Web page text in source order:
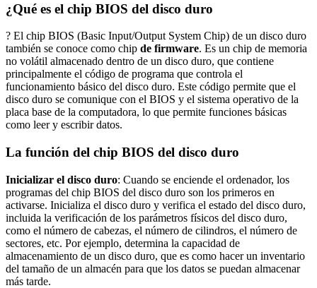
¿Qué es el chip BIOS del disco duro
? El chip BIOS (Basic Input/Output System Chip) de un disco duro
también se conoce como chip de firmware. Es un chip de memoria
no volátil almacenado dentro de un disco duro, que contiene
principalmente el código de programa que controla el
funcionamiento básico del disco duro. Este código permite que el
disco duro se comunique con el BIOS y el sistema operativo de la
placa base de la computadora, lo que permite funciones básicas
como leer y escribir datos.
La función del chip BIOS del disco duro
Inicializar el disco duro: Cuando se enciende el ordenador, los
programas del chip BIOS del disco duro son los primeros en
activarse. Inicializa el disco duro y verifica el estado del disco duro,
incluida la verificación de los parámetros físicos del disco duro,
como el número de cabezas, el número de cilindros, el número de
sectores, etc. Por ejemplo, determina la capacidad de
almacenamiento de un disco duro, que es como hacer un inventario
del tamaño de un almacén para que los datos se puedan almacenar
más tarde.